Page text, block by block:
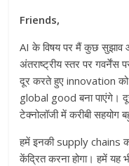
Friends,
AI के विषय पर मैं कुछ सुझाव
अंतराष्ट्रीय स्तर पर गवर्नेंस
दूर करते हुए innovation
global good बना
टेक्नोलॉजी में करीबी सहयोग
हमें इनकी supply chains
केंद्रित करना होगा। हमें यह